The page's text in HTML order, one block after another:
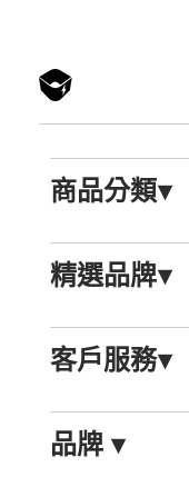
商品分類▾
精選品牌▾
客戶服務▾
品牌▾